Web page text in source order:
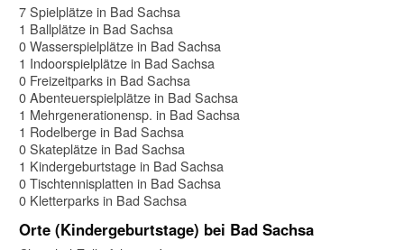
7 Spielplätze in Bad Sachsa
1 Ballplätze in Bad Sachsa
0 Wasserspielplätze in Bad Sachsa
1 Indoorspielplätze in Bad Sachsa
0 Freizeitparks in Bad Sachsa
0 Abenteuerspielplätze in Bad Sachsa
1 Mehrgenerationensp. in Bad Sachsa
1 Rodelberge in Bad Sachsa
0 Skateplätze in Bad Sachsa
1 Kindergeburtstage in Bad Sachsa
0 Tischtennisplatten in Bad Sachsa
0 Kletterparks in Bad Sachsa
Orte (Kindergeburtstage) bei Bad Sachsa